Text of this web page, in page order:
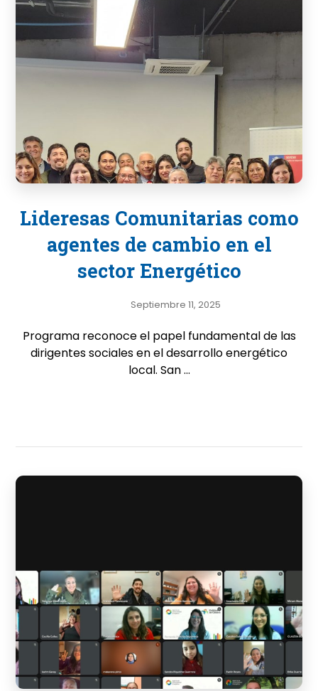
Lideresas Comunitarias como
agentes de cambio en el
sector Energético
Septiembre 11, 2025
Programa reconoce el papel fundamental de las
dirigentes sociales en el desarrollo energético
local. San ...